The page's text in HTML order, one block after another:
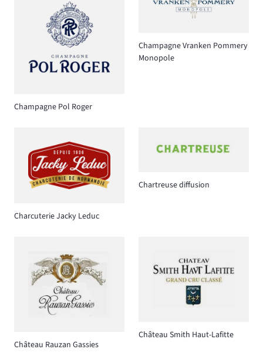
Champagne Pol Roger
Champagne Vranken Pommery
Monopole
Charcuterie Jacky Leduc
Chartreuse diffusion
Château Rauzan Gassies
Château Smith Haut-Lafitte